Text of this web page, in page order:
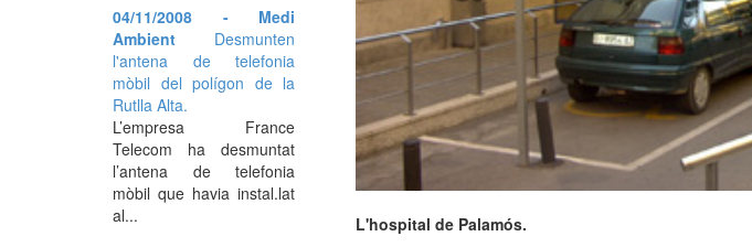
L'hospital de Palamós.
04/11/2008 - Medi
Ambient Desmunten
l'antena de telefonia
mòbil del polígon de la
Rutlla Alta.
L’empresa France
Telecom ha desmuntat
l’antena de telefonia
mòbil que havia instal.lat
al...